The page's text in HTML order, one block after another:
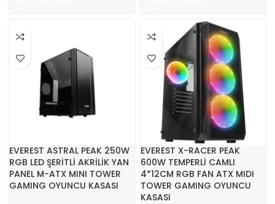
EVEREST ASTRAL PEAK 250W
RGB LED ŞERİTLİ AKRİLİK YAN
PANEL M-ATX MINI TOWER
GAMING OYUNCU KASASI
EVEREST X-RACER PEAK
600W TEMPERLİ CAMLI
4*12CM RGB FAN ATX MIDI
TOWER GAMING OYUNCU
KASASI